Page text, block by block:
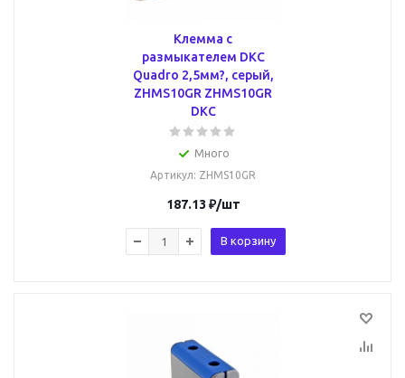
Клемма с
размыкателем DKC
Quadro 2,5мм?, серый,
ZHMS10GR ZHMS10GR
DKC
Много
Артикул: ZHMS10GR
187.13 ₽/шт
В корзину